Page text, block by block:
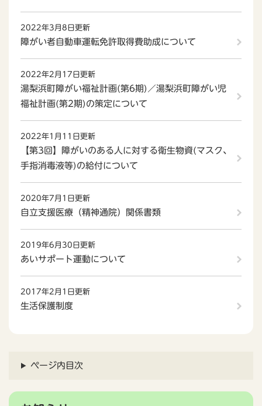
2022年3月8日更新
障がい者自動車運転免許取得費助成について
2022年2月17日更新
湯梨浜町障がい福祉計画(第6期)／湯梨浜町障がい児
福祉計画(第2期)の策定について
2022年1月11日更新
【第3回】障がいのある人に対する衛生物資(マスク、
手指消毒液等)の給付について
2020年7月1日更新
自立支援医療（精神通院）関係書類
2019年6月30日更新
あいサポート運動について
2017年2月1日更新
生活保護制度
ページ内目次